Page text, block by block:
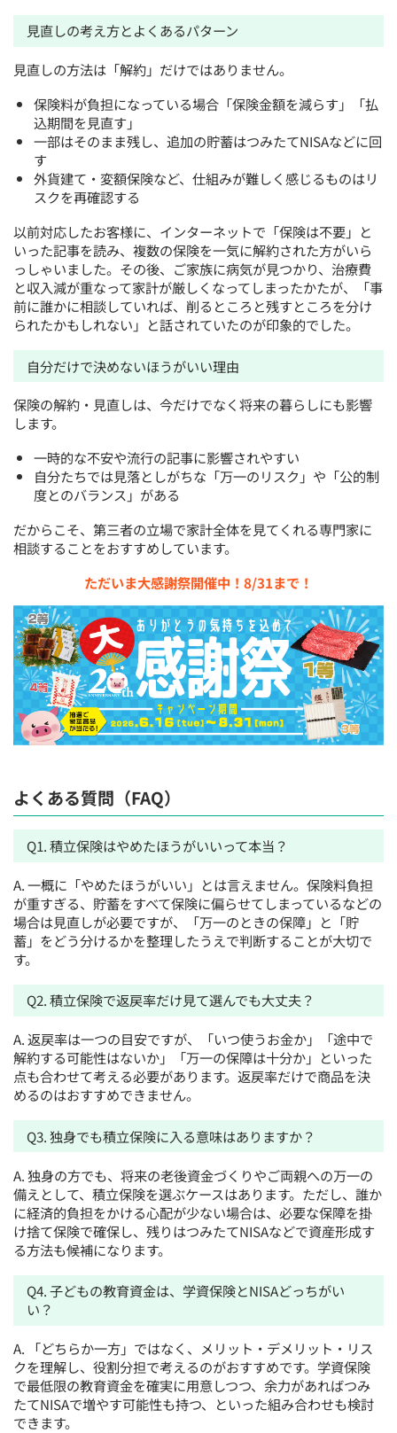
見直しの考え方とよくあるパターン
見直しの方法は「解約」だけではありません。
保険料が負担になっている場合「保険金額を減らす」「払
込期間を見直す」
一部はそのまま残し、追加の貯蓄はつみたてNISAなどに回
す
外貨建て・変額保険など、仕組みが難しく感じるものはリ
スクを再確認する
以前対応したお客様に、インターネットで「保険は不要」と
いった記事を読み、複数の保険を一気に解約された方がいら
っしゃいました。その後、ご家族に病気が見つかり、治療費
と収入減が重なって家計が厳しくなってしまったかたが、「事
前に誰かに相談していれば、削るところと残すところを分け
られたかもしれない」と話されていたのが印象的でした。
自分だけで決めないほうがいい理由
保険の解約・見直しは、今だけでなく将来の暮らしにも影響
します。
一時的な不安や流行の記事に影響されやすい
自分たちでは見落としがちな「万一のリスク」や「公的制
度とのバランス」がある
だからこそ、第三者の立場で家計全体を見てくれる専門家に
相談することをおすすめしています。
ただいま大感謝祭開催中！8/31まで！
よくある質問（FAQ）
Q1. 積立保険はやめたほうがいいって本当？
A. 一概に「やめたほうがいい」とは言えません。保険料負担
が重すぎる、貯蓄をすべて保険に偏らせてしまっているなどの
場合は見直しが必要ですが、「万一のときの保障」と「貯
蓄」をどう分けるかを整理したうえで判断することが大切で
す。
Q2. 積立保険で返戻率だけ見て選んでも大丈夫？
A. 返戻率は一つの目安ですが、「いつ使うお金か」「途中で
解約する可能性はないか」「万一の保障は十分か」といった
点も合わせて考える必要があります。返戻率だけで商品を決
めるのはおすすめできません。
Q3. 独身でも積立保険に入る意味はありますか？
A. 独身の方でも、将来の老後資金づくりやご両親への万一の
備えとして、積立保険を選ぶケースはあります。ただし、誰か
に経済的負担をかける心配が少ない場合は、必要な保障を掛
け捨て保険で確保し、残りはつみたてNISAなどで資産形成す
る方法も候補になります。
Q4. 子どもの教育資金は、学資保険とNISAどっちがい
い？
A. 「どちらか一方」ではなく、メリット・デメリット・リス
クを理解し、役割分担で考えるのがおすすめです。学資保険
で最低限の教育資金を確実に用意しつつ、余力があればつみ
たてNISAで増やす可能性も持つ、といった組み合わせも検討
できます。